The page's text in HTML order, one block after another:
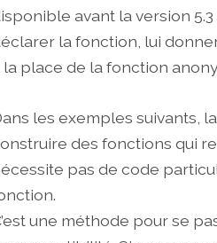
avant la version
la fonction, lui
la place de la fonction
les exemples suivants,
des fonctions qui
pas de code
une méthode pour se